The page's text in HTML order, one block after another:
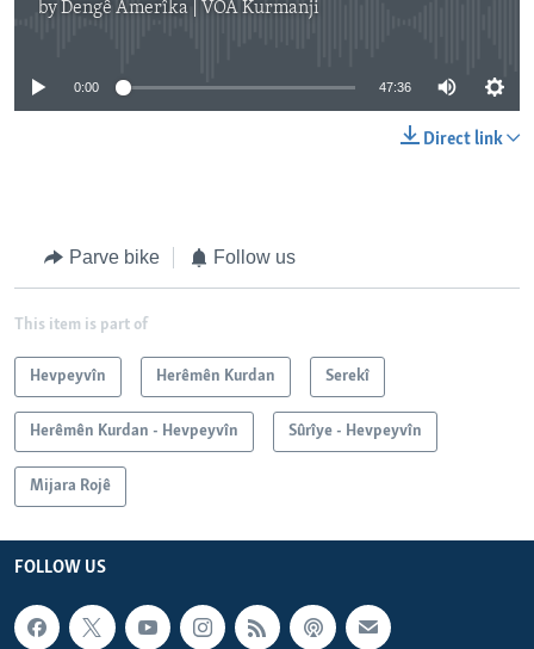
byDengê Amerîka | VOA Kurmanji
No media source currently available
0:00 47:36
Direct link
Parve bike Follow us
This item is part of
Hevpeyvîn Herêmên Kurdan Serekî
Herêmên Kurdan - Hevpeyvîn Sûrîye - Hevpeyvîn
Mijara Rojê
FOLLOW US